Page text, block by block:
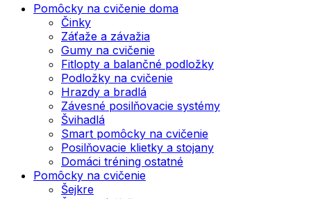
Pomôcky na cvičenie doma
Činky
Záťaže a závažia
Gumy na cvičenie
Fitlopty a balančné podložky
Podložky na cvičenie
Hrazdy a bradlá
Závesné posilňovacie systémy
Švihadlá
Smart pomôcky na cvičenie
Posilňovacie klietky a stojany
Domáci tréning ostatné
Pomôcky na cvičenie
Šejkre